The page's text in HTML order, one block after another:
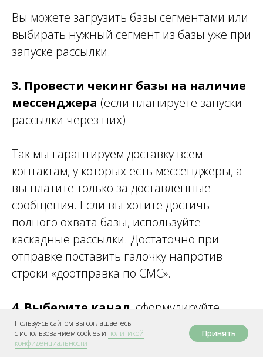
Вы можете загрузить базы сегментами или
выбирать нужный сегмент из базы уже при
запуске рассылки.
3. Провести чекинг базы на наличие
мессенджера (если планируете запуски
рассылки через них)
Так мы гарантируем доставку всем
контактам, у которых есть мессенджеры, а
вы платите только за доставленные
сообщения. Если вы хотите достичь
полного охвата базы, используйте
каскадные рассылки. Достаточно при
отправке поставить галочку напротив
строки «доотправка по СМС».
4. Выберите канал , сформулируйте
оффер и запланируйте время и день
отправки.
Пользуясь сайтом вы соглашаетесь
с использованием сookies и политикой
конфиденциальности
Принять